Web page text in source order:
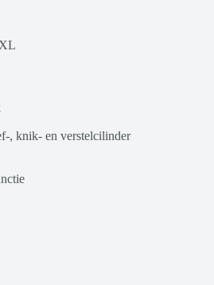
, knik- en verstelcilinder